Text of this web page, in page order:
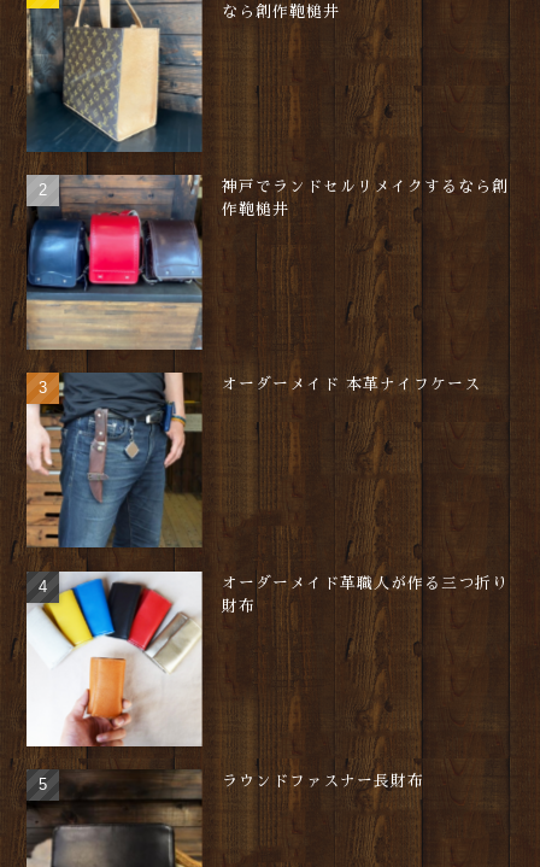
なら創作鞄槌井
神戸でランドセルリメイクするなら創
作鞄槌井
オーダーメイド 本革ナイフケース
オーダーメイド革職人が作る三つ折り
財布
ラウンドファスナー長財布